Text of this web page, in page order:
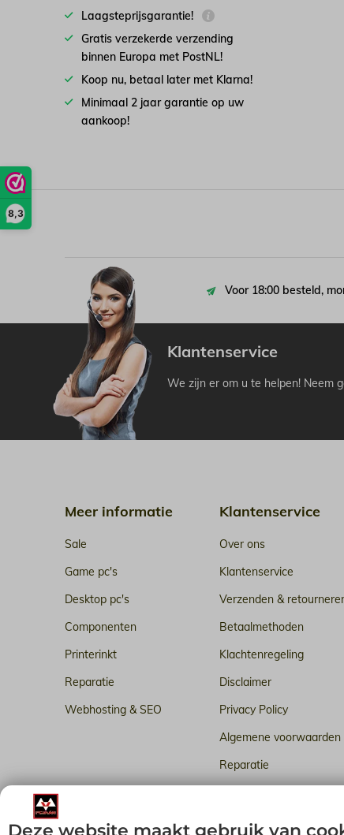
8,3
Laagsteprijsgarantie!
Gratis verzekerde verzending
binnen Europa met PostNL!
Koop nu, betaal later met Klarna!
Minimaal 2 jaar garantie op uw
aankoop!
Voor 18:00 besteld,
Klantenservice
We zijn er om u te helpen! Neem
Meer informatie
Sale
Game pc's
Desktop pc's
Componenten
Printerinkt
Reparatie
Webhosting & SEO
Klantenservice
Over ons
Klantenservice
Verzenden &
Betaalmethoden
Klachtenregeling
Disclaimer
Privacy Policy
Algemene voorwaarden
Reparatie
Deze website maakt gebruik van